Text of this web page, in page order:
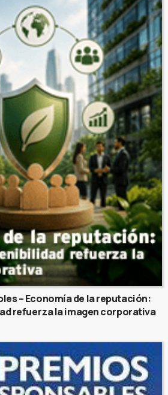
– Economía de la reputación:
refuerza la imagen corporativa